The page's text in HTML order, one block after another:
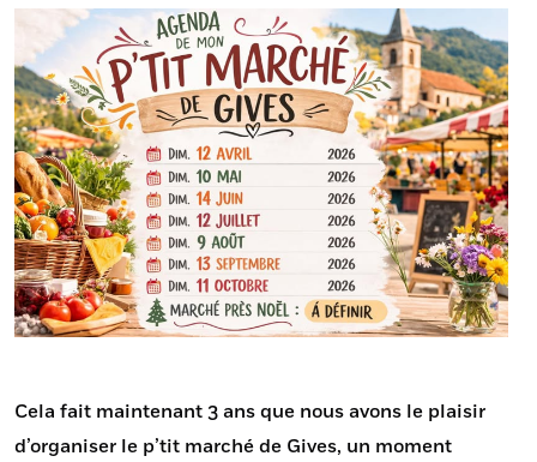
Cela fait maintenant 3 ans que nous avons le plaisir
d’organiser le p’tit marché de Gives, un moment